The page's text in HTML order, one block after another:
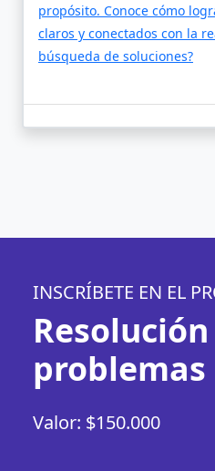
propósito. Conoce cómo
claros y conectados con la
búsqueda de soluciones?
INSCRÍBETE EN EL
problemas
Valor: $150.000